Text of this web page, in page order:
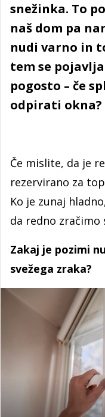
snežinka. To
naš dom pa
nudi varno in
tem se
pogosto – če
odpirati okna?
Če mislite, da je
rezervirano za
Ko je zunaj
da redno zračimo
Zakaj je pozimi
svežega zraka?